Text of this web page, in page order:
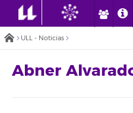
ULL - Noticias
Abner